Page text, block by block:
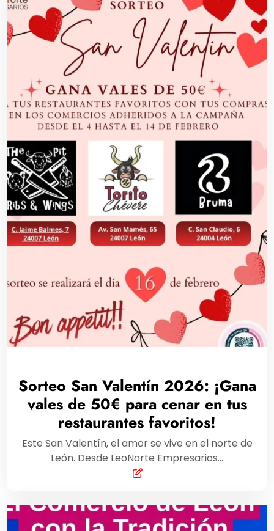
Sorteo San Valentín 2026: ¡Gana
vales de 50€ para cenar en tus
restaurantes favoritos!
Este San Valentín, el amor se vive en el norte de
León. Desde LeoNorte Empresarios…